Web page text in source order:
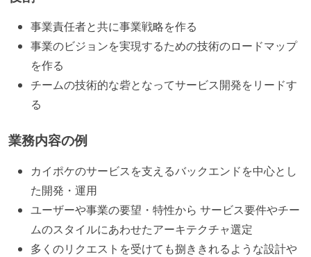
事業責任者と共に事業戦略を作る
事業のビジョンを実現するための技術のロードマップ
を作る
チームの技術的な砦となってサービス開発をリードす
る
業務内容の例
カイポケのサービスを支えるバックエンドを中心とし
た開発・運用
ユーザーや事業の要望・特性から サービス要件やチー
ムのスタイルにあわせたアーキテクチャ選定
多くのリクエストを受けても捌ききれるような設計や